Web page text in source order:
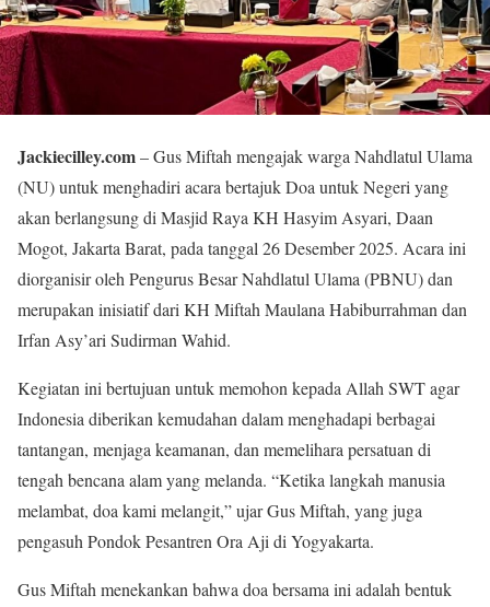
Jackiecilley.com– Gus Miftah mengajak warga Nahdlatul Ulama
(NU) untuk menghadiri acara bertajuk Doa untuk Negeri yang
akan berlangsung di Masjid Raya KH Hasyim Asyari, Daan
Mogot, Jakarta Barat, pada tanggal 26 Desember 2025. Acara ini
diorganisir oleh Pengurus Besar Nahdlatul Ulama (PBNU) dan
merupakan inisiatif dari KH Miftah Maulana Habiburrahman dan
Irfan Asy’ari Sudirman Wahid.
Kegiatan ini bertujuan untuk memohon kepada Allah SWT agar
Indonesia diberikan kemudahan dalam menghadapi berbagai
tantangan, menjaga keamanan, dan memelihara persatuan di
tengah bencana alam yang melanda. “Ketika langkah manusia
melambat, doa kami melangit,” ujar Gus Miftah, yang juga
pengasuh Pondok Pesantren Ora Aji di Yogyakarta.
Gus Miftah menekankan bahwa doa bersama ini adalah bentuk